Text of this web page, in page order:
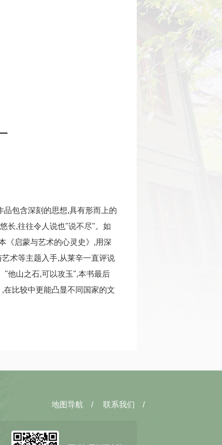
包含深刻的思想,具有形而上的
长,往往令人说也"说不尽"。如
《启蒙与艺术的心灵史》,用深
术等主题入手,从莱辛一直评说
"他山之石,可以攻玉",本书最后
比较中更能凸显不同国家的文
地图导航 / 联系我们 /